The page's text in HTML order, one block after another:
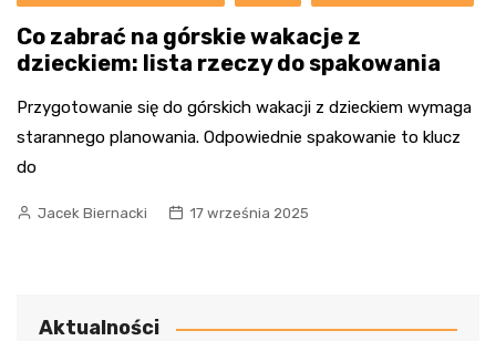
Co zabrać na górskie wakacje z
dzieckiem: lista rzeczy do spakowania
Przygotowanie się do górskich wakacji z dzieckiem wymaga
starannego planowania. Odpowiednie spakowanie to klucz
do
Jacek Biernacki 17 września 2025
Aktualności